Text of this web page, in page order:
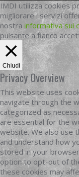
IMDI utilizza cookies
migliorare i servizi
nostra informativa sui
pulsante a fianco
Chiudi
Privacy Overview
This website uses
navigate through the
categorized as
are essential for the
website. We also use
and understand how
stored in your
option to opt-out of
these cookies may